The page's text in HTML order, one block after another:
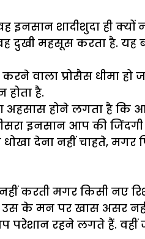
इनसान शादीशुदा ही
दुखी महसूस करता है.
वाला प्रोसैस धीमा
है.
होने लगता है कि
इनसान आप की
देना नहीं चाहते, मगर
मगर किसी नए
के मन पर खास असर
रहने लगते हैं. वहीं जब